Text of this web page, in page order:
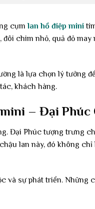
cụmlan hồ điệp mini
chim nhỏ, quả đỏ
là lựa chọn lý tưởng
khách hàng.
– Đại Phúc
Đại Phúc tượng trưng
lan này, đó không
sự phát triển.